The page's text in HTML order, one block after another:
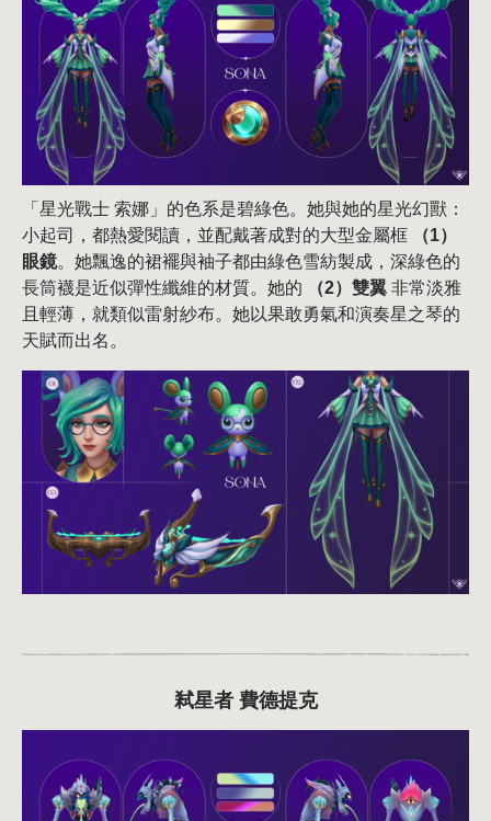
「星光戰士 索娜」的色系是碧綠色。她與她的星光幻獸：
小起司，都熱愛閱讀，並配戴著成對的大型金屬框
（1）
眼鏡。她飄逸的裙襬與袖子都由綠色雪紡製成，深綠色的
長筒襪是近似彈性纖維的材質。她的
（2）雙翼 非常淡雅
且輕薄，就類似雷射紗布。她以果敢勇氣和演奏星之琴的
天賦而出名。
弒星者 費德提克